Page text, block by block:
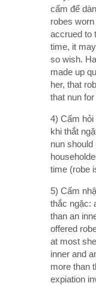
cấm để
robes
accrued to
time, it
so wish.
made up
her, that
that nun
4) Cấm
khi thắt
nun
time (robe
5) Cấm
thắc ngặc:
than an
offered
at most
inner and
more than
expiation